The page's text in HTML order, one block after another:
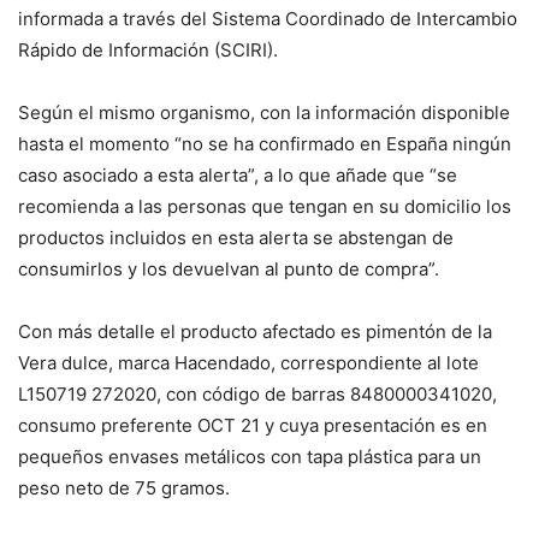
informada a través del Sistema Coordinado de Intercambio
Rápido de Información (SCIRI).
Según el mismo organismo, con la información disponible
hasta el momento “no se ha confirmado en España ningún
caso asociado a esta alerta”, a lo que añade que “se
recomienda a las personas que tengan en su domicilio los
productos incluidos en esta alerta se abstengan de
consumirlos y los devuelvan al punto de compra”.
Con más detalle el producto afectado es pimentón de la
Vera dulce, marca Hacendado, correspondiente al lote
L150719 272020, con código de barras 8480000341020,
consumo preferente OCT 21 y cuya presentación es en
pequeños envases metálicos con tapa plástica para un
peso neto de 75 gramos.